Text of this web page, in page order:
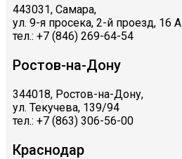
443031, Самара,
ул. 9-я просека, 2-й проезд, 16 А
тел.: +7 (846) 269-64-54
Ростов-на-Дону
344018, Ростов-на-Дону,
ул. Текучева, 139/94
тел.: +7 (863) 306-56-00
Краснодар